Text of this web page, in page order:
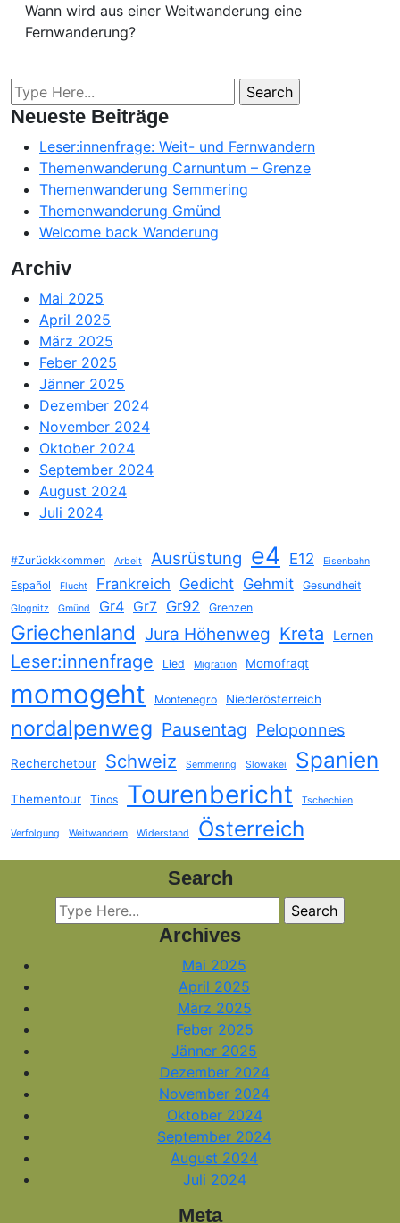
Wann wird aus einer Weitwanderung eine
Fernwanderung?
Neueste Beiträge
Leser:innenfrage: Weit- und Fernwandern
Themenwanderung Carnuntum – Grenze
Themenwanderung Semmering
Themenwanderung Gmünd
Welcome back Wanderung
Archiv
Mai 2025
April 2025
März 2025
Feber 2025
Jänner 2025
Dezember 2024
November 2024
Oktober 2024
September 2024
August 2024
Juli 2024
#Zurückkkommen Arbeit Ausrüstung e4 E12 Eisenbahn
Español Flucht Frankreich Gedicht Gehmit Gesundheit
Glognitz Gmünd Gr4 Gr7 Gr92 Grenzen
Griechenland Jura Höhenweg Kreta Lernen
Leser:innenfrage Lied Migration Momofragt
momogeht Montenegro Niederösterreich
nordalpenweg Pausentag Peloponnes
Recherchetour Schweiz Semmering Slowakei Spanien
Thementour Tinos Tourenbericht Tschechien
Verfolgung Weitwandern Widerstand Österreich
Search
Archives
Mai 2025
April 2025
März 2025
Feber 2025
Jänner 2025
Dezember 2024
November 2024
Oktober 2024
September 2024
August 2024
Juli 2024
Meta